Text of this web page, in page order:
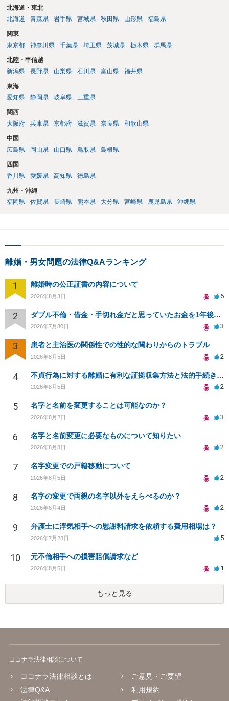
本人申立てをお考えであれば、医学知識はもちろん法律知識も要求さ
れますので、性急な申立てをせず、知識と資料をしっかりと揃えて、
北海道・東北
北海道
青森県 岩手県 宮城県 秋田県 山形県 福島県
関東
東京都
神奈川県 千葉県 埼玉県 茨城県 栃木県 群馬県
北陸・甲信越
新潟県
長野県 山梨県 石川県 富山県 福井県
東海
愛知県
静岡県 岐阜県 三重県
関西
大阪府
兵庫県 京都府 滋賀県 奈良県 和歌山県
中国
広島県
岡山県 山口県 鳥取県 島根県
四国
香川県
愛媛県 高知県 徳島県
九州・沖縄
福岡県
佐賀県 長崎県 熊本県 大分県 宮崎県 鹿児島県 沖縄県
離婚・男女問題の法律Q&Aランキング
1 離婚時の公正証書の内容について
2026年8月3日 6
2 ダブル不倫・借金・手切れ金だと思っていたお金を1年後いまさら脅迫罪として通知書が来てまとめて請求
2026年7月30日 3
3 患者と主治医の関係性での性的な関わりからのトラブル
2026年8月5日 2
4 不貞行為に対する離婚に有利な証拠収集方法と法的手続きについて
2026年8月5日 2
5 名字と名前を変更することは可能なのか？
2026年8月2日 3
6 名字と名前変更に必要なものについて知りたい
2026年8月8日 2
7 名字変更での戸籍移動について
2026年8月5日 2
8 名字の変更で両親の名字以外をえらべるのか？
2026年8月4日 2
9 弁護士に浮気相手への慰謝料請求を依頼する費用相場は？
2026年7月28日 5
10 元不倫相手への損害賠償請求など
2026年8月6日 1
もっと見る
ココナラ法律相談について
ココナラ法律相談とは
法律Q&A
ご意見・ご要望
利用規約